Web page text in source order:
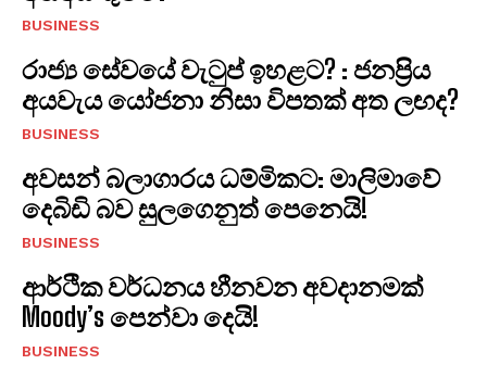
BUSINESS
රාජ්‍ය සේවයේ වැටුප් ඉහළට? : ජනප්‍රිය
අයවැය යෝජනා නිසා විපතක් අත ලඟද?
BUSINESS
අවසන් බලාගාරය ධම්මිකට: මාලිමාවේ
දෙබිඩි බව සුලගෙනුත් පෙනෙයි!
BUSINESS
ආර්ථික වර්ධනය හීනවන අවදානමක්
Moody’s පෙන්වා දෙයි!
BUSINESS